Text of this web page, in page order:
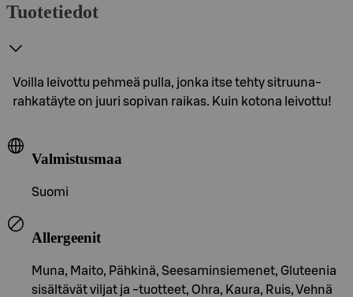
Tuotetiedot
Voilla leivottu pehmeä pulla, jonka itse tehty sitruuna-
rahkatäyte on juuri sopivan raikas. Kuin kotona leivottu!​
Valmistusmaa
Suomi
Allergeenit
Muna, Maito, Pähkinä, Seesaminsiemenet, Gluteenia
sisältävät viljat ja -tuotteet, Ohra, Kaura, Ruis, Vehnä